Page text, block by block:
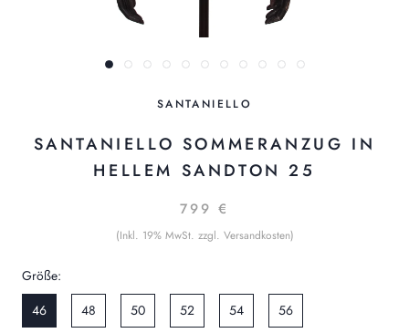
SANTANIELLO
SANTANIELLO SOMMERANZUG IN
HELLEM SANDTON 25
799 €
(Inkl. 19% MwSt. zzgl. Versandkosten)
Größe:
46
48 50 52 54 56